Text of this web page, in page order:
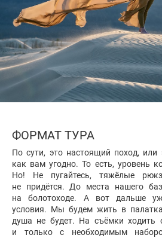
ФОРМАТ ТУРА
По сути, это настоящий поход, или
как вам угодно. То есть, уровень
Но! Не пугайтесь, тяжёлые
не придётся. До места нашего
на болотоходе. А вот дальше
условия. Мы будем жить в
душа не будет. На съёмки ходить
и только с необходимым